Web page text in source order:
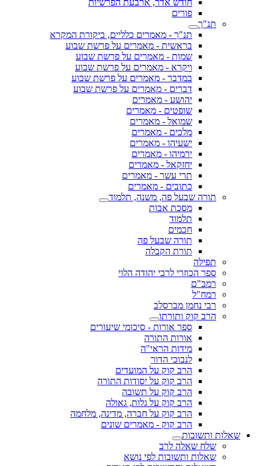
חודש אדר, ארבעת הפרשיות
פורים
תנ"ך
תנ"ך - מאמרים כלליים, ביקורת המקרא
בראשית - מאמרים על פרשת שבוע
שמות - מאמרים על פרשת שבוע
ויקרא - מאמרים על פרשת שבוע
במדבר - מאמרים על פרשת שבוע
דברים - מאמרים על פרשת שבוע
יהושע - מאמרים
שופטים - מאמרים
שמואל - מאמרים
מלכים - מאמרים
ישעיהו - מאמרים
ירמיהו - מאמרים
יחזקאל - מאמרים
תרי עשר - מאמרים
כתובים - מאמרים
תורה שבעל פה, משנה, תלמוד
מסכת אבות
תלמוד
חכמים
תורה שבעל פה
תורת הקבלה
תפילה
ספר הכוזרי לרבי יהודה הלוי
רמב"ם
רמח"ל
רבי נחמן מברסלב
הרב קוק ותורתו
ספר אורות - סיכומי שיעורים
אורות התורה
מידות הראי"ה
לנבוכי הדור
הרב קוק על המועדים
הרב קוק על יסודות התורה
הרב קוק על תשובה
הרב קוק על גלות, גאולה
הרב קוק על חברה, מדינה, מלחמה
הרב קוק - מאמרים שונים
שאלות ותשובות
שלח שאלה לרב
שאלות ותשובות לפי נושא